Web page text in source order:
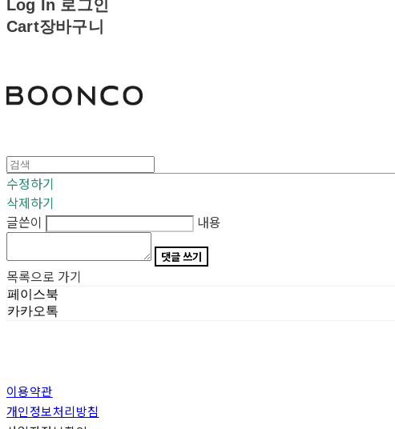
Log In 로그인
Cart장바구니
수정하기
삭제하기
글쓴이
내용
댓글 쓰기
목록으로 가기
페이스북
카카오톡
이용약관
개인정보처리방침